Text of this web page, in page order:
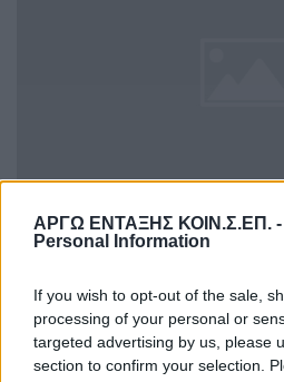
ΑΡΓΩ ΕΝΤΑΞΗΣ ΚΟΙΝ.Σ.ΕΠ. -
Personal Information
If you wish to opt-out of the sale,
processing of your personal or
targeted advertising by us, please
section to confirm your selection.
Περιβαλλοντικό
αλληλέγγυο